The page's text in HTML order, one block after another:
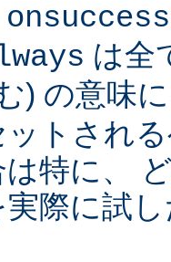
onsuccess
は全
) の意味
ットされ
は特に、
際に試